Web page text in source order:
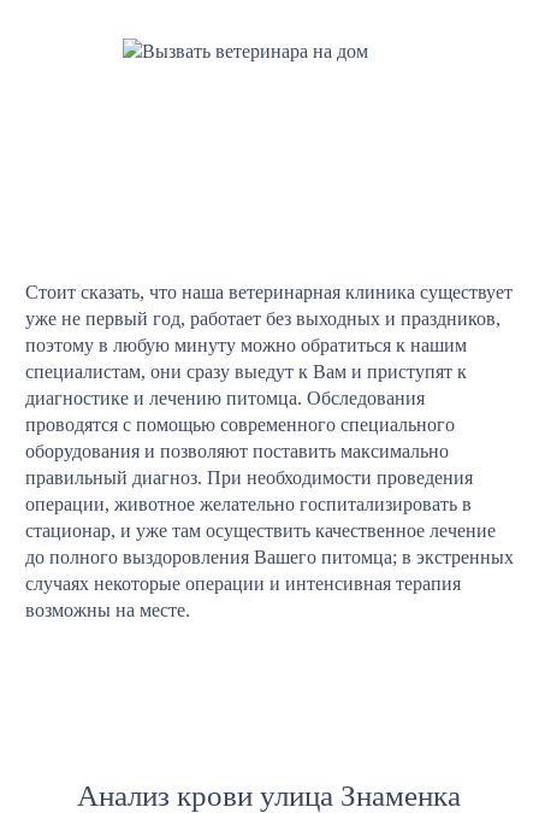
Стоит сказать, что наша ветеринарная клиника существует
уже не первый год, работает без выходных и праздников,
поэтому в любую минуту можно обратиться к нашим
специалистам, они сразу выедут к Вам и приступят к
диагностике и лечению питомца. Обследования
проводятся с помощью современного специального
оборудования и позволяют поставить максимально
правильный диагноз. При необходимости проведения
операции, животное желательно госпитализировать в
стационар, и уже там осуществить качественное лечение
до полного выздоровления Вашего питомца; в экстренных
случаях некоторые операции и интенсивная терапия
возможны на месте.
Анализ крови улица Знаменка